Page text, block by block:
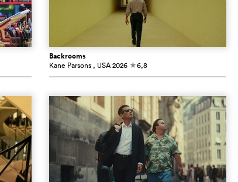
Backrooms
Kane Parsons , USA 2026 c6,8